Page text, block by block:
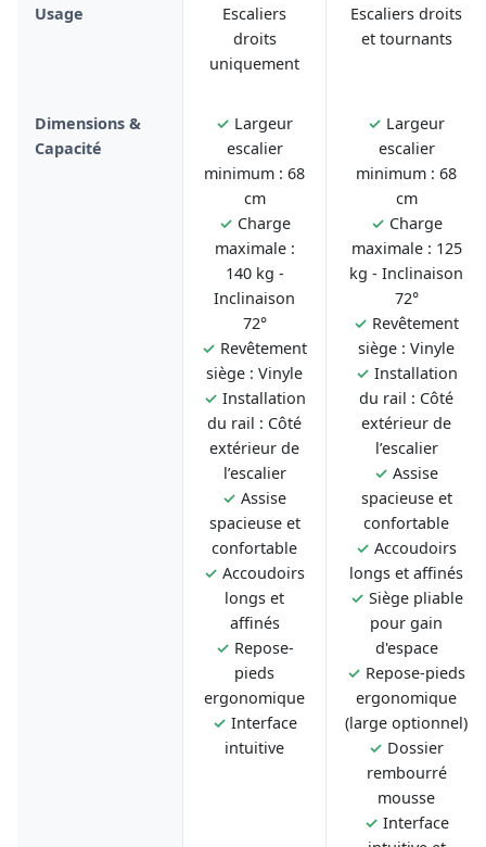
Usage
Escaliers
droits
uniquement
Escaliers droits
et tournants
Dimensions &
Capacité
✓ Largeur
escalier
minimum : 68
cm
✓ Charge
maximale :
140 kg -
Inclinaison
72°
✓ Revêtement
siège : Vinyle
✓ Installation
du rail : Côté
extérieur de
l’escalier
✓ Assise
spacieuse et
confortable
✓ Accoudoirs
longs et
affinés
✓ Repose-
pieds
ergonomique
✓ Interface
intuitive
✓ Largeur
escalier
minimum : 68
cm
✓ Charge
maximale : 125
kg - Inclinaison
72°
✓ Revêtement
siège : Vinyle
✓ Installation
du rail : Côté
extérieur de
l’escalier
✓ Assise
spacieuse et
confortable
✓ Accoudoirs
longs et affinés
✓ Siège pliable
pour gain
d'espace
✓ Repose-pieds
ergonomique
(large optionnel)
✓ Dossier
rembourré
mousse
✓ Interface